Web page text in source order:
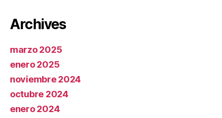
Archives
marzo 2025
enero 2025
noviembre 2024
octubre 2024
enero 2024